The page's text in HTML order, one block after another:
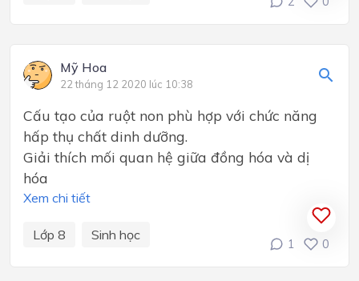
Mỹ Hoa
22 tháng 12 2020 lúc 10:38
Cấu tạo của ruột non phù hợp với chức năng
hấp thụ chất dinh dưỡng.
Giải thích mối quan hệ giữa đồng hóa và dị
hóa
Xem chi tiết
Lớp 8 Sinh học
1 0